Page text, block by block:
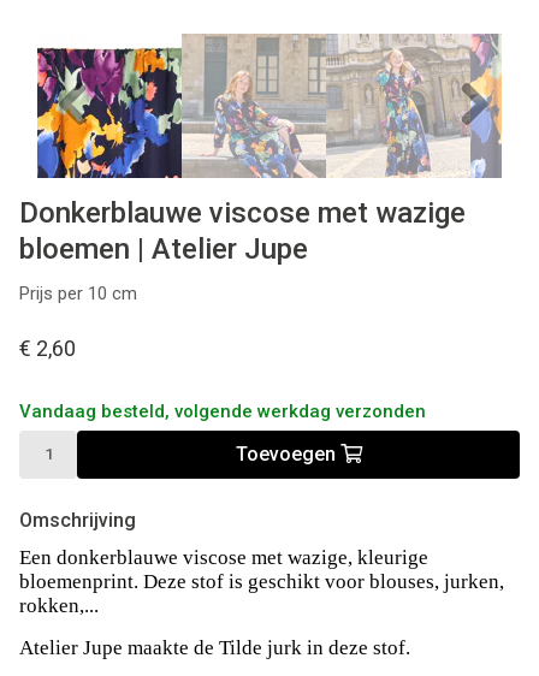
Previous Next
Donkerblauwe viscose met wazige
bloemen | Atelier Jupe
Prijs per 10 cm
€ 2,60
Vandaag besteld, volgende werkdag verzonden
Toevoegen
Omschrijving
Een donkerblauwe viscose met wazige, kleurige
bloemenprint. Deze stof is geschikt voor blouses, jurken,
rokken,...
Atelier Jupe maakte de Tilde jurk in deze stof.